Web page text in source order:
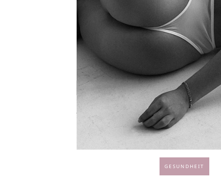
GESUNDHEIT